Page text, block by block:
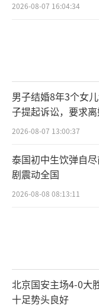
2026-08-07 16:04:34
男子结婚8年3个女
子提起诉讼，要求
2026-08-07 13:00:37
泰国初中生饮弹自
剧震动全国
2026-08-08 08:13:11
北京国安主场4-0大
十足势头良好